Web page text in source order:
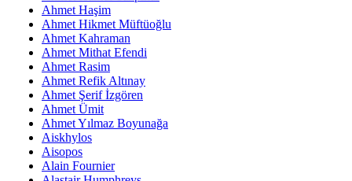
Ahmet Haşim
Ahmet Hikmet Müftüoğlu
Ahmet Kahraman
Ahmet Mithat Efendi
Ahmet Rasim
Ahmet Refik Altınay
Ahmet Şerif İzgören
Ahmet Ümit
Ahmet Yılmaz Boyunağa
Aiskhylos
Aisopos
Alain Fournier